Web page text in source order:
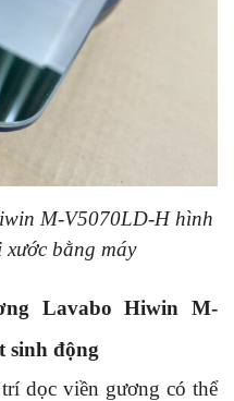
M-V5070LD-H hình
bằng máy
Lavabo Hiwin M-
sinh động
dọc viền gương có thể